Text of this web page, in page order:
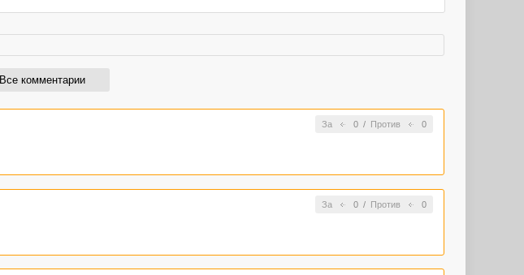
Все комментарии
За 0/ Против 0
За 0/ Против 0